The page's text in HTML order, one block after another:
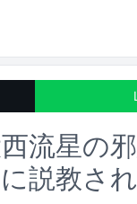
流星の
説教さ